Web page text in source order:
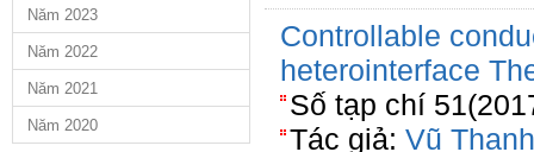
Năm 2023
Năm 2022
Năm 2021
Năm 2020
Controllable
heterointerface
Số tạp chí
Tác giả: Vũ